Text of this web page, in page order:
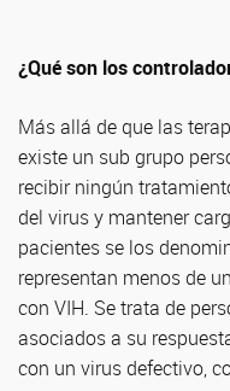
¿Qué son los
Más allá de que las
existe un sub grupo
recibir ningún
del virus y mantener
pacientes se los
representan menos de
con VIH. Se trata de
asociados a su
con un virus defectivo,